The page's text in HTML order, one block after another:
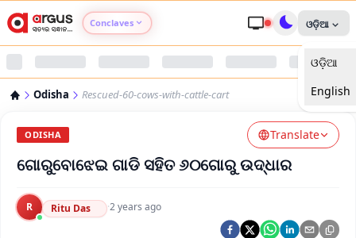
Conclaves
Argus Swaad Odisha
ଓଡ଼ିଆ
ଓଡ଼ିଆ
English
Odisha Rescued-60-cows-with-cattle-cart
ODISHA Translate
ଗୋରୁବୋଝେଇ ଗାଡି ସହିତ ୬୦ଗୋରୁ ଉଦ୍ଧାର
R Ritu Das ·2 years ago